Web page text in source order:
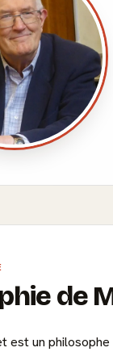
de
est un